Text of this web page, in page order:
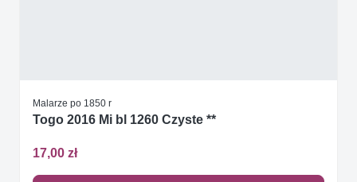
Malarze po 1850 r
Togo 2016 Mi bl 1260 Czyste **
17,00 zł